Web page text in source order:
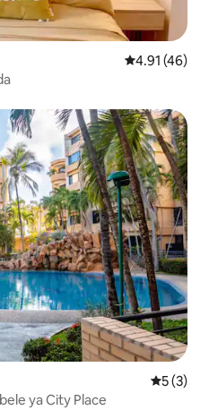
Ukadiriaji wa
4.91 (46)
5 (3)
ya City Place